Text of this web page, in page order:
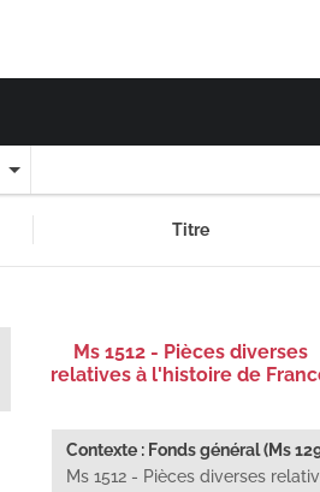
Titre
Ms 1512 - Pièces diverses
relatives à l'histoire de
Contexte : Fonds général (Ms
Ms 1512 - Pièces diverses